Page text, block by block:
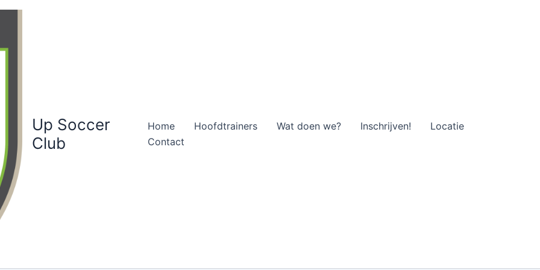
Up Soccer
Club
Home Hoofdtrainers Wat doen we? Inschrijven!
Locatie
Contact